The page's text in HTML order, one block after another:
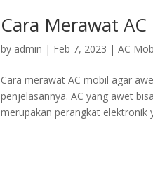
Cara Merawat
by admin | Feb 7, 2023 |AC
Cara merawat AC mobil agar
penjelasannya. AC yang awet
merupakan perangkat elektronik